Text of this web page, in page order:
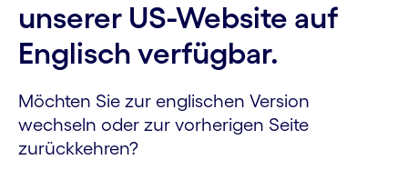
unserer US-Website auf
Englisch verfügbar.
Möchten Sie zur englischen Version
wechseln oder zur vorherigen Seite
zurückkehren?